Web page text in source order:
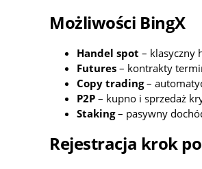
Możliwości BingX
Handel spot – klasyczny
Futures – kontrakty
Copy trading–
P2P – kupno i sprzedaż
Staking– pasywny
Rejestracja krok